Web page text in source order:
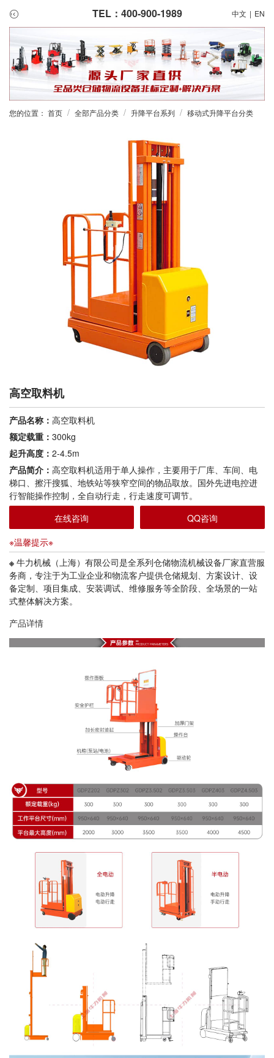
TEL：400-900-1989 中文 | EN
您的位置： 首页 / 全部产品分类 / 升降平台系列 / 移动式升降平台分类
高空取料机
产品名称： 高空取料机
额定载重： 300kg
起升高度： 2-4.5m
产品简介： 高空取料机适用于单人操作，主要用于厂库、车间、电
梯口、擦汗搜狐、地铁站等狭窄空间的物品取放。国外先进电控进
行智能操作控制，全自动行走，行走速度可调节。
在线咨询
QQ咨询
※温馨提示※
※ 牛力机械（上海）有限公司是全系列仓储物流机械设备厂家直营服
务商，专注于为工业企业和物流客户提供仓储规划、方案设计、设
备定制、项目集成、安装调试、维修服务等全阶段、全场景的一站
式整体解决方案。
产品详情